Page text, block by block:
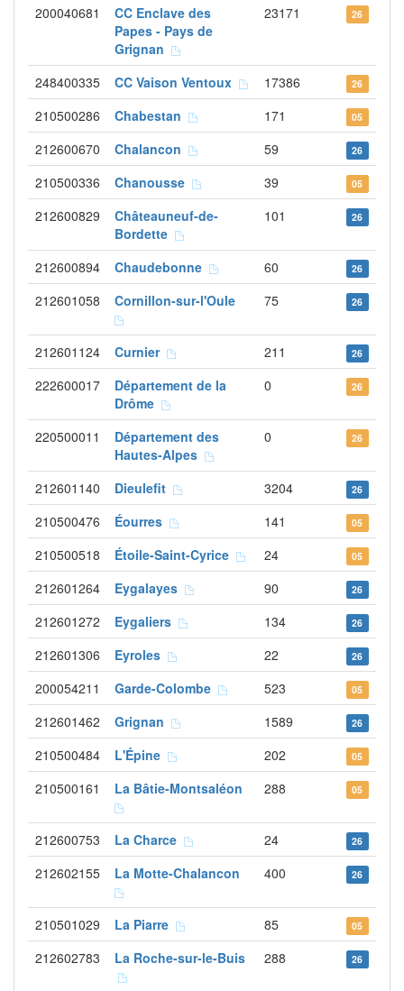
200040681
CC Enclave des
Papes - Pays de
Grignan
23171 26
248400335 CC Vaison Ventoux 17386 26
210500286 Chabestan 171 05
212600670 Chalancon 59 26
210500336 Chanousse 39 05
212600829
Châteauneuf-de-
Bordette
101 26
212600894 Chaudebonne 60 26
212601058 Cornillon-sur-l'Oule 75 26
212601124 Curnier 211 26
222600017
Département de la
Drôme
0 26
220500011
Département des
Hautes-Alpes
0 26
212601140 Dieulefit 3204 26
210500476 Éourres 141 05
210500518 Étoile-Saint-Cyrice 24 05
212601264 Eygalayes 90 26
212601272 Eygaliers 134 26
212601306 Eyroles 22 26
200054211 Garde-Colombe 523 05
212601462 Grignan 1589 26
210500484 L'Épine 202 05
210500161 La Bâtie-Montsaléon 288 05
212600753 La Charce 24 26
212602155 La Motte-Chalancon 400 26
210501029 La Piarre 85 05
212602783 La Roche-sur-le-Buis 288 26